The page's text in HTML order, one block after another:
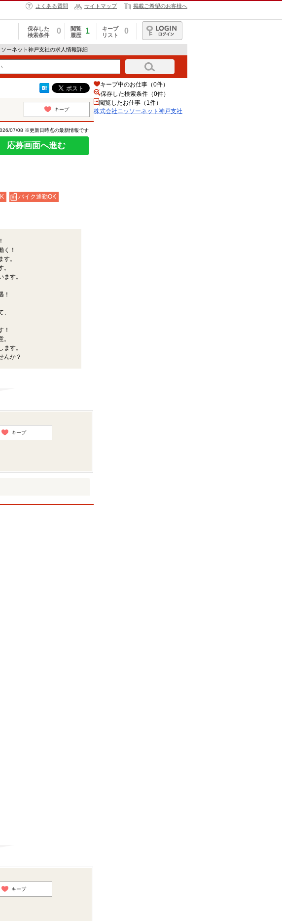
よくある質問 サイトマップ 掲載ご希望のお客様へ
保存した
検索条件
0
閲覧
履歴
1
キープ
リスト
0
ログイン
ーネット神戸支社の求人情報詳細
キープ
07/08 ※更新日時点の最新情報です
応募画面へ進む
バイク通勤OK
く！
。
す。
！
！
す。
んか？
キープ
キープ
キープ中のお仕事（0件）
保存した検索条件（0件）
閲覧したお仕事（1件）
株式会社ニッソーネット神戸支社